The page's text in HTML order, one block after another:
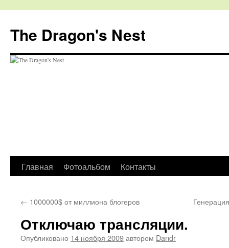
The Dragon's Nest
Перейти
содержимому
Главная Фотоальбом Контакты
← 1000000$ от миллиона блогеров
Отключаю трансляции.
Опубликовано 14 ноября 2009автором Dandr